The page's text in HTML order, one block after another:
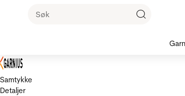
Samtykke
Detaljer
Garn